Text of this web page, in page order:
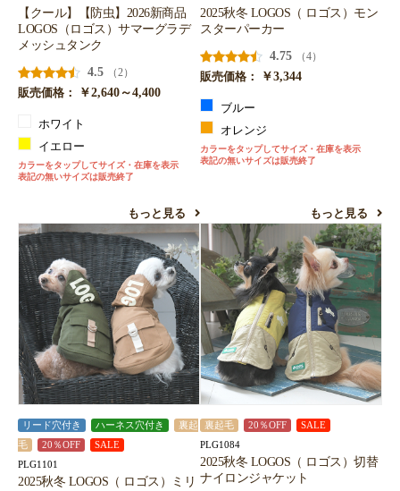
【クール】【防虫】2026新商品
LOGOS（ロゴス）サマーグラデ
メッシュタンク
4.5
（2）
販売価格：
￥2,640～4,400
ホワイト
イエロー
カラーをタップしてサイズ・在庫を表示
表記の無いサイズは販売終了
もっと見る
2025秋冬 LOGOS（ ロゴス）モン
スターパーカー
4.75
（4）
販売価格：
￥3,344
ブルー
オレンジ
カラーをタップしてサイズ・在庫を表示
表記の無いサイズは販売終了
もっと見る
リード穴付き ハーネス穴付き
裏起
毛
20％OFF SALE
PLG1101
2025秋冬 LOGOS（ ロゴス）ミリ
裏起毛 20％OFF SALE
PLG1084
2025秋冬 LOGOS（ ロゴス）切替
ナイロンジャケット